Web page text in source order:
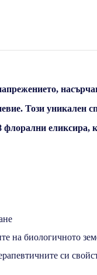
Този
еликсира,
на биологичното
си